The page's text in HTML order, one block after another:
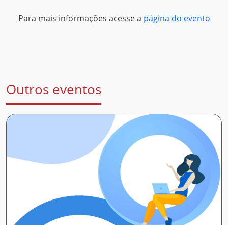
Para mais informações acesse a página do evento
Outros eventos